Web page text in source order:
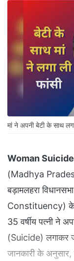
मां ने अपनी बेटी के साथ
Woman
(Madhya
बड़ामलहरा
Constituency) के
35 वर्षीय पत्नी ने
(Suicide) लगाकर
जानकारी के अनुसार,